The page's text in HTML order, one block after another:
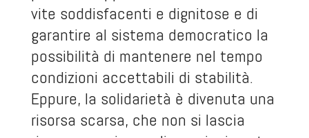
vite soddisfacenti e dignitose e di
garantire al sistema democratico la
possibilità di mantenere nel tempo
condizioni accettabili di stabilità.
Eppure, la solidarietà è divenuta una
risorsa scarsa, che non si lascia